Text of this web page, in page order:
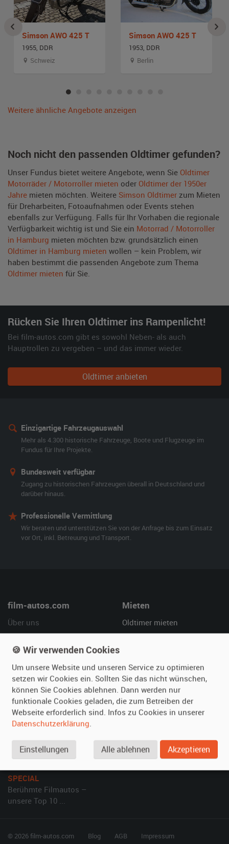
Simson AWO 425 T
1955, DDR
Schweiz
Simson AWO 425 T
1953, DDR
Berlin
Weitere ähnliche Angebote anzeigen
Noch nicht den passenden Oldtimer gefunden?
Unser Fundus bietet weitere Angebote, wenn Sie Oldtimer
Motorräder / Motorroller mieten oder Oldtimer der 1950er
Jahre mieten möchten. Weitere Simson Oldtimer zum Mieten
für Dreharbeiten, Fotoaufnahmen oder Events stehen
ebenfalls zur Verfügung. Falls für Ihr Vorhaben die regionale
Verfügbarkeit wichtig ist und Sie ein Motorrad / Motorroller
in Hamburg mieten möchten bzw. grundsätzlich einen
Oldtimer in Hamburg mieten wollen – kein Problem, wir
haben bestimmt die passenden Angebote zum Thema
Oldtimer mieten für Sie.
Rücken Sie Ihren Oldtimer ins Rampenlicht!
Bei film-autos.com gibt es sowohl Neben- als auch
Hauptrollen zu vergeben – und das immer wieder.
Oldtimer anbieten
Einzigartige Fahrzeugauswahl
Mehr als 4.300 historische Fahrzeuge, Boote und Flugzeuge im
Fundus für Ihre Projekte.
Bundesweit verfügbar
Zugang zu historischen Fahrzeugen überall in Deutschland und
darüber hinaus.
Professionelle Vermittlung
Wir beraten und unterstützen Sie von der Anfrage bis zum Einsatz
vor Ort, inkl. Betreuung und Transport.
film-autos.com
Über uns
Leistungen
Referenzen
Kundenmeinungen
Mieten
Oldtimer mieten
Erweiterte Suche
Service
Vermieten
Oldtimer anmelden
Fotos senden
Inserat verwalten
Hilfe
Häufige Fragen (FAQ)
SPECIAL
Berühmte Filmautos –
unsere Top 10 ...
© 2026 film-autos.com Blog AGB Impressum
🍪 Wir verwenden Cookies
Um unsere Website und unseren Service zu optimieren
setzen wir Cookies ein. Sollten Sie das nicht wünschen,
können Sie Cookies ablehnen. Dann werden nur
funktionale Cookies geladen, die zum Betreiben der
Webseite erforderlich sind. Infos zu Cookies in unserer
Datenschutzerklärung.
Einstellungen Alle ablehnen Akzeptieren